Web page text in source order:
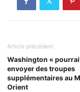
Article précédent
Washington «
envoyer des troupes
supplémentaires au
Orient